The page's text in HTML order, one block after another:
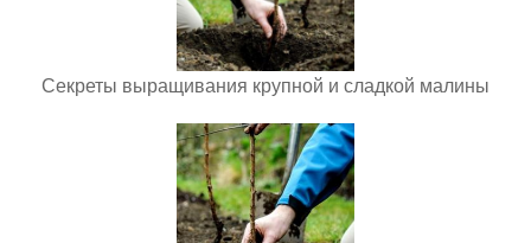
Секреты выращивания крупной и сладкой малины